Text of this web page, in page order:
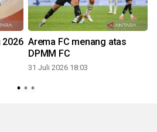
2026 Arema FC menang atas
DPMM FC
31 Juli 2026 18:03